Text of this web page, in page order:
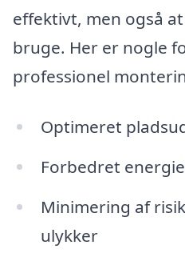
effektivt, men også
bruge. Her er nogle
professionel
Optimeret
Forbedret
Minimering af
ulykker